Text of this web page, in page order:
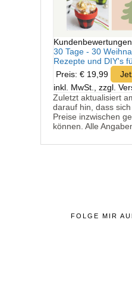
Kundenbewertungen
30 Tage - 30
Rezepte und DIY's
Preis: € 19,99
inkl. MwSt., zzgl.
Zuletzt aktualisiert
darauf hin, dass
Preise inzwischen
können. Alle
FOLGE MIR